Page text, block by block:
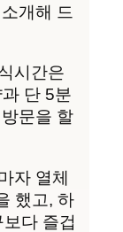
개해 드
시간은
단 5분
문을 할
자 열체
했고, 하
다 즐겁